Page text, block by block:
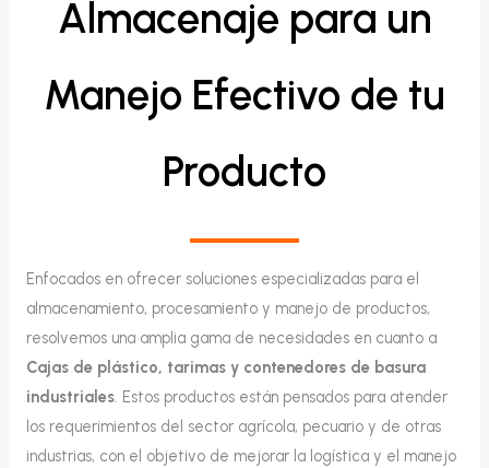
Almacenaje para un
Manejo Efectivo de tu
Producto
Enfocados en ofrecer soluciones especializadas para el
almacenamiento, procesamiento y manejo de productos,
resolvemos una amplia gama de necesidades en cuanto a
Cajas de plástico, tarimas y contenedores de basura
industriales. Estos productos están pensados para atender
los requerimientos del sector agrícola, pecuario y de otras
industrias, con el objetivo de mejorar la logística y el manejo